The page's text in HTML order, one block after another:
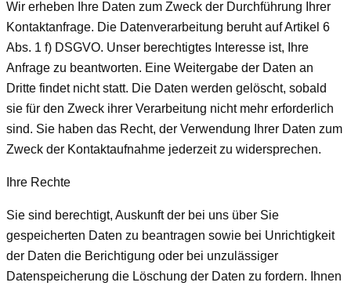
Wir erheben Ihre Daten zum Zweck der Durchführung Ihrer
Kontaktanfrage. Die Datenverarbeitung beruht auf Artikel 6
Abs. 1 f) DSGVO. Unser berechtigtes Interesse ist, Ihre
Anfrage zu beantworten. Eine Weitergabe der Daten an
Dritte findet nicht statt. Die Daten werden gelöscht, sobald
sie für den Zweck ihrer Verarbeitung nicht mehr erforderlich
sind. Sie haben das Recht, der Verwendung Ihrer Daten zum
Zweck der Kontaktaufnahme jederzeit zu widersprechen.
Ihre Rechte
Sie sind berechtigt, Auskunft der bei uns über Sie
gespeicherten Daten zu beantragen sowie bei Unrichtigkeit
der Daten die Berichtigung oder bei unzulässiger
Datenspeicherung die Löschung der Daten zu fordern. Ihnen